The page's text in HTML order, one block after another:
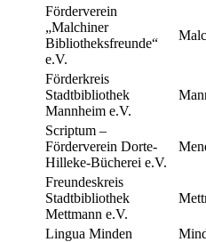
Förderverein
„Malchiner
Bibliotheksfreunde“
e.V.
Förderkreis
Stadtbibliothek
Mannheim e.V.
Scriptum –
Förderverein Dorte-
Hilleke-Bücherei e.V.
Freundeskreis
Stadtbibliothek
Mettmann e.V.
Lingua Minden